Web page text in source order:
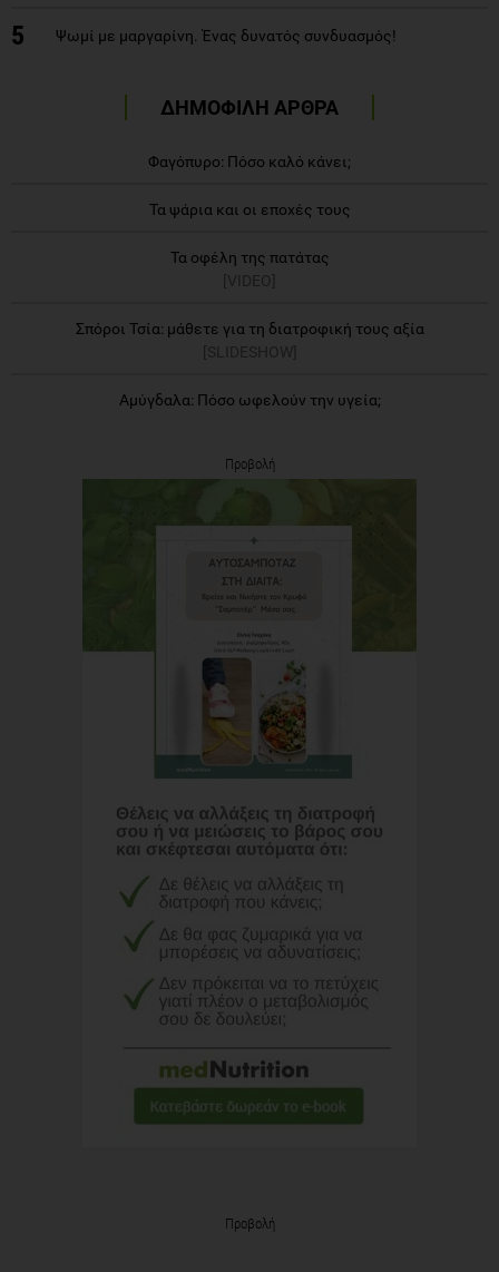
5 Ψωμί με μαργαρίνη. Ένας δυνατός συνδυασμός!
ΔΗΜΟΦΙΛΗ ΑΡΘΡΑ
Φαγόπυρο: Πόσο καλό κάνει;
Τα ψάρια και οι εποχές τους
Τα οφέλη της πατάτας
[VIDEO]
Σπόροι Τσία: μάθετε για τη διατροφική τους αξία
[SLIDESHOW]
Αμύγδαλα: Πόσο ωφελούν την υγεία;
Προβολή
Προβολή